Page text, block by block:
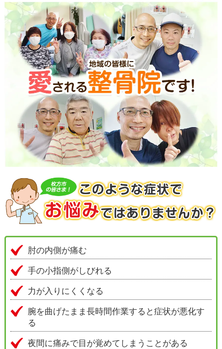
肘の内側が痛む
手の小指側がしびれる
力が入りにくくなる
腕を曲げたまま長時間作業すると症状が悪化す
る
夜間に痛みで目が覚めてしまうことがある